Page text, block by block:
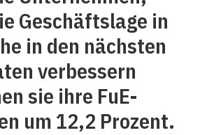
Geschäftslage in
in den nächsten
verbessern
sie ihre FuE-
um 12,2 Prozent.